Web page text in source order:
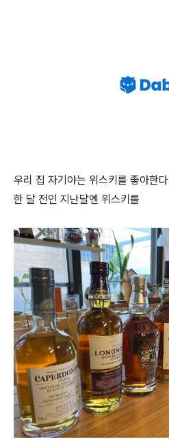
우리 집 자기야는 위스키를 좋아한다
한 달 전인 지난달엔 위스키를